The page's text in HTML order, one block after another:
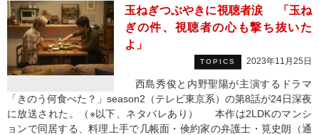
玉ねぎつぶやきに視聴者涙 「玉ね
ぎの件、視聴者の心も撃ち抜いた
よ」
TOPICS 2023年11月25日
西島秀俊と内野聖陽が主演するドラマ
「きのう何食べた？」season2（テレビ東京系）の第8話が24日深夜
に放送された。（※以下、ネタバレあり） 本作は2LDKのマンシ
ョンで同居する、料理上手で几帳面・倹約家の弁護士・筧史朗（通